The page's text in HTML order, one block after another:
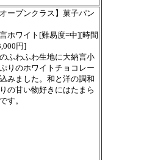
オープンクラス】菓子パン
ホワイト[難易度=中][時間
円]
ふわふわ生地に大納言小
りのホワイトチョコレー
みました。和と洋の調和
の甘い物好きにはたまら
す。